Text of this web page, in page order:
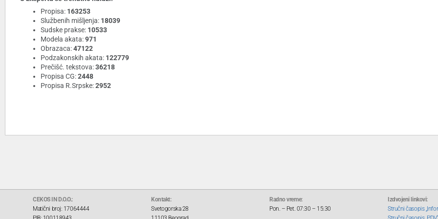
Propisa: 163253
Službenih mišljenja: 18039
Sudske prakse: 10533
Modela akata:971
Obrazaca:47122
Podzakonskih akata: 122779
Prečišć. tekstova:36218
Propisa CG:2448
Propisa R.Srpske:2952
CEKOS IN D.O.O.:
Matični broj: 17064444
Kontakt:
Svetogorska 28
Radno vreme:
Pon. – Pet. 07:30 – 15:30
Izdvojeni linkovi:
Stručni časopis